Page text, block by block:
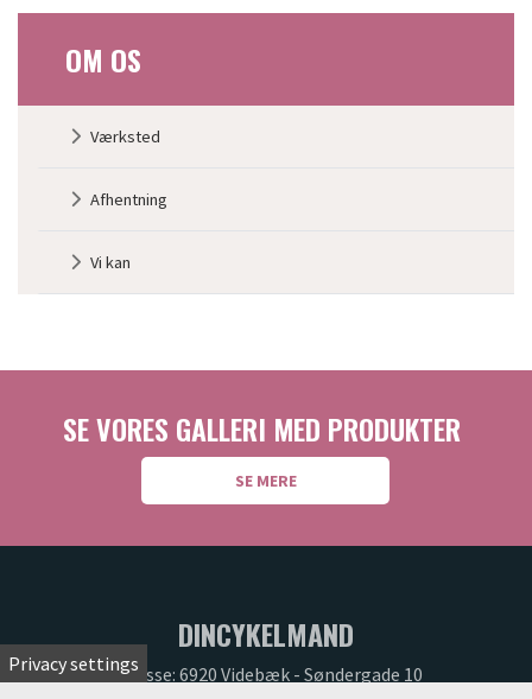
OM OS
navigationVærksted
Afhentning
Vi kan
SE VORES GALLERI MED PRODUKTER
SE MERE
DINCYKELMAND
Adresse: 6920 Videbæk - Søndergade 10
Privacy settings